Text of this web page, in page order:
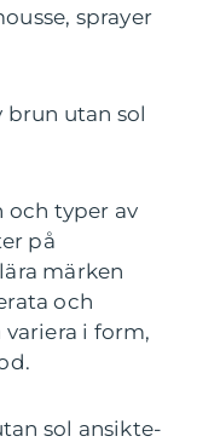
sprayer
brun utan sol
och typer av
på
märken
och
variera i form,
sol ansikte-